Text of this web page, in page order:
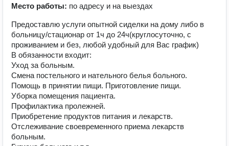
Место работы: по адресу и на выездах
Предоставлю услуги опытной сиделки на дому либо в
больницу/стационар от 1ч до 24ч(круглосуточно, с
проживанием и без, любой удобный для Вас график)
В обязанности входит:
Уход за больным.
Смена постельного и нательного белья больного.
Помощь в принятии пищи. Приготовление пищи.
Уборка помещения пациента.
Профилактика пролежней.
Приобретение продуктов питания и лекарств.
Отслеживание своевременного приема лекарств
больным.